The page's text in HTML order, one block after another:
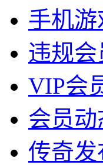
手机
违规会
VIP会
会员动
传奇发